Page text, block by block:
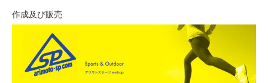
作成及び販売